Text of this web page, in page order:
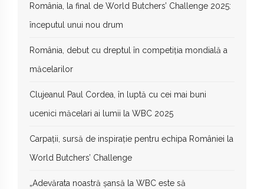
România, la final de World Butchers’ Challenge 2025:
începutul unui nou drum
România, debut cu dreptul în competiția mondială a
măcelarilor
Clujeanul Paul Cordea, în luptă cu cei mai buni
ucenici măcelari ai lumii la WBC 2025
Carpații, sursă de inspirație pentru echipa României la
World Butchers’ Challenge
„Adevărata noastră șansă la WBC este să